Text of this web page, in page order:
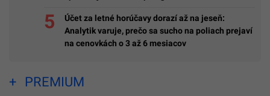
Účet za letné horúčavy dorazí až na jeseň:
Analytik varuje, prečo sa sucho na poliach prejaví
na cenovkách o 3 až 6 mesiacov
PREMIUM